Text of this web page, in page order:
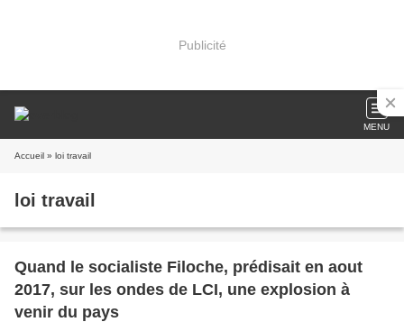
Publicité
MENU
Accueil » loi travail
loi travail
Quand le socialiste Filoche, prédisait en aout
2017, sur les ondes de LCI, une explosion à
venir du pays